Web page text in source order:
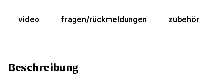
video fragen/rückmeldungen zubehör
Beschreibung